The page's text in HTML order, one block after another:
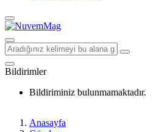
Bildirimler
Bildiriminiz bulunmamaktadır.
Anasayfa